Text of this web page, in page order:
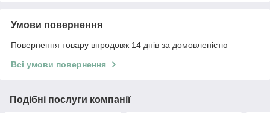
Умови повернення
Повернення товару впродовж 14 днів за домовленістю
Всі умови повернення
Подібні послуги компанії